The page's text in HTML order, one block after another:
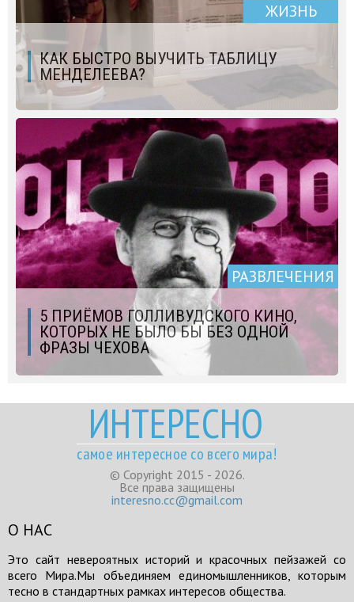
ЖИЗНЬ
КАК БЫСТРО ВЫУЧИТЬ ТАБЛИЦУ
МЕНДЕЛЕЕВА?
РАЗВЛЕЧЕНИЯ
5 ПРИЁМОВ ГОЛЛИВУДСКОГО КИНО,
КОТОРЫХ НЕ БЫЛО БЫ БЕЗ ОДНОЙ
ФРАЗЫ ЧЕХОВА
ИНТЕРЕСНО
самое интересное со всего мира!
© Copyright 2015 - 2026.
Все права защищены
interesno.cc@gmail.com
О НАС
Это сайт невероятных историй и красочных пейзажей со
всего Мира.Мы объединяем единомышленников, которым
тесно в стандартных рамках интересов общества.